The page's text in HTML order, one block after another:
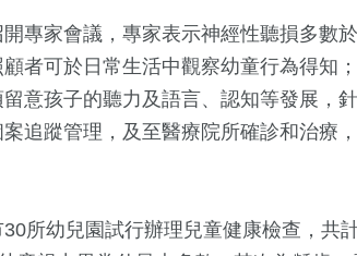
專家會議，專家表示神經性聽損多數
者可於日常生活中觀察幼童行為得知
意孩子的聽力及語言、認知等發展，
追蹤管理，及至醫療院所確診和治療
所幼兒園試行辦理兒童健康檢查，共
+ 673 +
兩岸
3972+
旅遊
+ 10624+ 204+
702
美食